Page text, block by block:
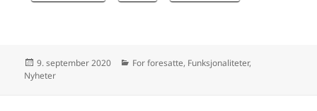
Publisert
9. september 2020 Kategorier
For foresatte, Funksjonaliteter,
Nyheter